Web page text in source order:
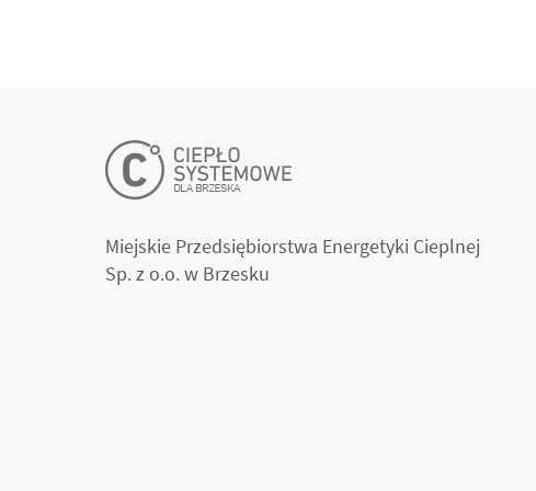
Miejskie Przedsiębiorstwa Energetyki Cieplnej
Sp. z o.o. w Brzesku